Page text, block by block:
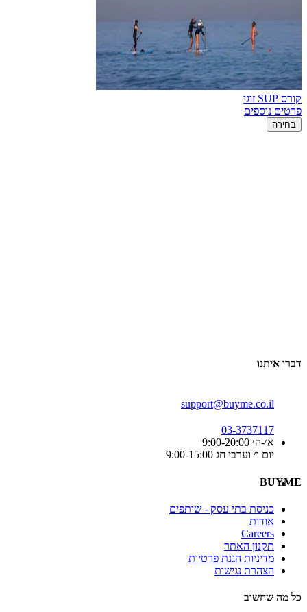
קורס SUP זוגי
פרטים נוספים
בחירה
דברו איתנו
support@buyme.co.il
03-3737117
א׳-ה׳ 9:00-20:00
יום ו׳ וערבי חג 9:00-15:00
BUYME
כניסת בתי עסק - שותפים
אודות
Careers
תקנון האתר
מדיניות הגנת פרטיות
הצהרת נגישות
כל מה שחשוב